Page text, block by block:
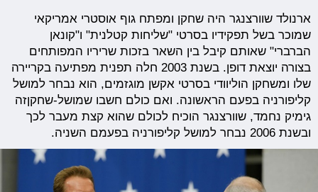
ארנולד שוורצנגר היה שחקן ומפתח גוף אוסטרי אמריקאי
שמוכר בשל תפקידיו בסרטי "שליחות קטלנית" ו"קונאן
הברברי" שאותם קיבל בין השאר בזכות שריריו המפותחים
בצורה יוצאת דופן. בשנת 2003 חלה תפנית מפתיעה בקריירה
שלו ומשחקן הוליוודי בסרטי אקשן מוגזמים, הוא נבחר למושל
קליפורניה בפעם הראשונה. ואם כולם חשבו שמושל-שחקןזה
גימיק נחמד, שוורצנגר הוכיח לכולם שהוא קצת מעבר לכך
ובשנת 2006 נבחר למושל קליפורניה בפעמם השניה.